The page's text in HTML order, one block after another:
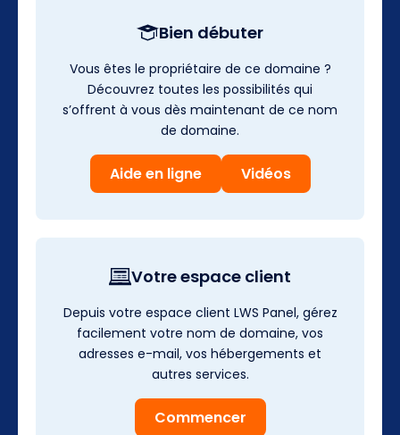
Bien débuter
Vous êtes le propriétaire de ce domaine ?
Découvrez toutes les possibilités qui
s’offrent à vous dès maintenant de ce nom
de domaine.
Aide en ligne Vidéos
Votre espace client
Depuis votre espace client LWS Panel, gérez
facilement votre nom de domaine, vos
adresses e-mail, vos hébergements et
autres services.
Commencer